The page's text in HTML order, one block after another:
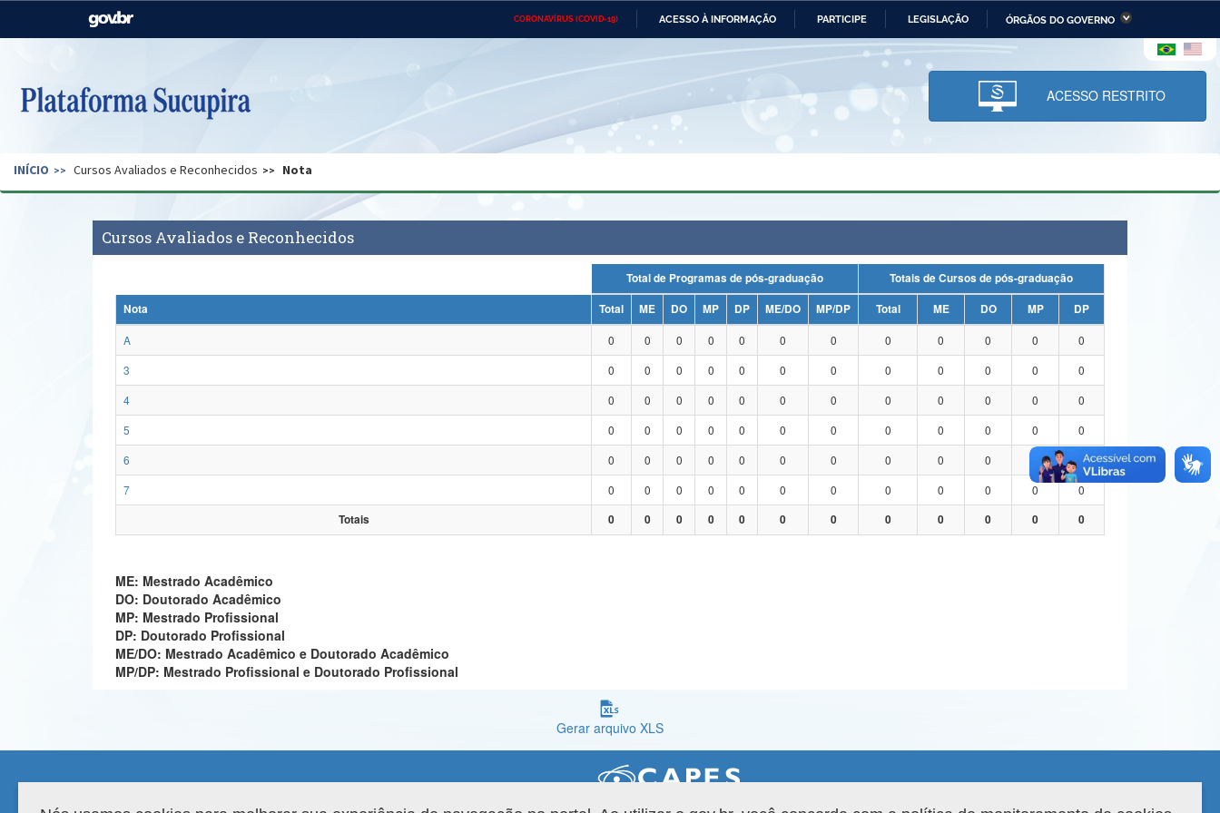
CORONAVÍRUS (COVID-19) ACESSO À INFORMAÇÃO PARTICIPE LEGISLAÇÃO ÓRGÃOS DO GOVERNO
Casa Civil Ministério das Relações Ministério da Economia Ministério da Infraestrutura
Pecuária e Abastecimento
Ministério da Ciência,
Tecnologia, Inovações e
Comunicações
Ministério do Desenvolvimento
Regional e dos Direitos Humanos
Secretaria de Governo Gabinete de Segurança Advocacia-Geral da União Banco Central do Brasil Planalto
ACESSO RESTRITO
INÍCIO Cursos Avaliados e Reconhecidos Nota
Cursos Avaliados e Reconhecidos
Total de Programas de pós-graduação
Totais de Cursos de pós-graduação
Nota
Total ME DO MP DP ME/DO MP/DP Total ME DO MP
DP
A
0 0 0 0 0 0 0 0 0 0 0
0
3
0 0 0 0 0 0 0 0 0 0 0
0
4
0 0 0 0 0 0 0 0 0 0 0
0
5
0 0 0 0 0 0 0 0 0 0 0
0
6
0 0 0 0 0 0 0 0 0 0
0
7
0 0 0 0 0 0 0 0 0 0 0
0
Totais
0 0 0 0 0 0 0 0 0 0 0 0
ME: Mestrado Acadêmico
DO: Doutorado Acadêmico
MP: Mestrado Profissional
DP: Doutorado Profissional
ME/DO: Mestrado Acadêmico e Doutorado Acadêmico
MP/DP: Mestrado Profissional e Doutorado Profissional
Gerar arquivo XLS